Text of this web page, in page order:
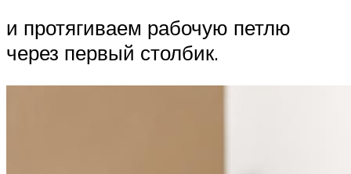
и протягиваем рабочую петлю
через первый столбик.